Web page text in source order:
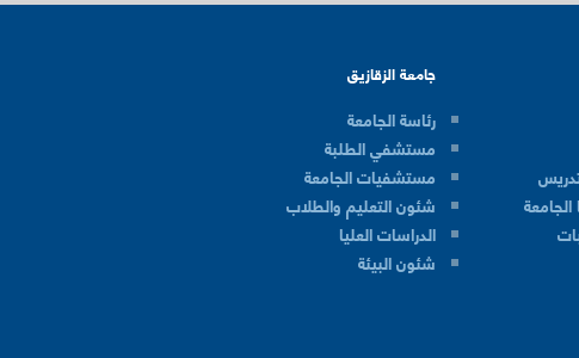
جامعة الزقازيق
رئاسة الجامعة
مستشفي الطلبة
مستشفيات الجامعة
شئون التعليم والطلاب
الدراسات العليا
شئون البيئة